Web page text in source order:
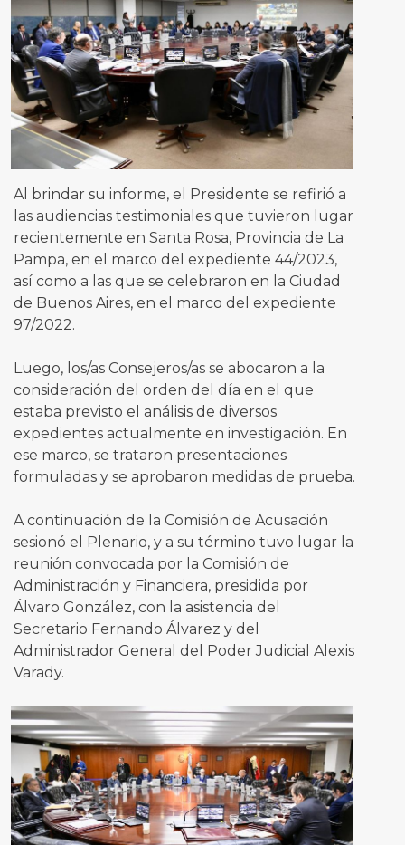
Al brindar su informe, el Presidente se refirió a
las audiencias testimoniales que tuvieron lugar
recientemente en Santa Rosa, Provincia de La
Pampa, en el marco del expediente 44/2023,
así como a las que se celebraron en la Ciudad
de Buenos Aires, en el marco del expediente
97/2022.
Luego, los/as Consejeros/as se abocaron a la
consideración del orden del día en el que
estaba previsto el análisis de diversos
expedientes actualmente en investigación. En
ese marco, se trataron presentaciones
formuladas y se aprobaron medidas de prueba.
A continuación de la Comisión de Acusación
sesionó el Plenario, y a su término tuvo lugar la
reunión convocada por la Comisión de
Administración y Financiera, presidida por
Álvaro González, con la asistencia del
Secretario Fernando Álvarez y del
Administrador General del Poder Judicial Alexis
Varady.